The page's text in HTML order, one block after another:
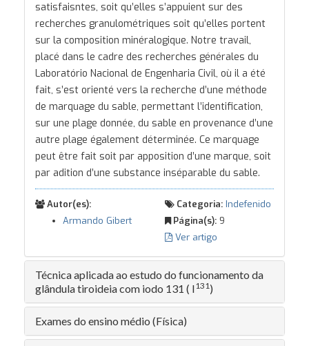
satisfaisntes, soit qu’elles s’appuient sur des
recherches granulométriques soit qu’elles portent
sur la composition minéralogique. Notre travail,
placé dans le cadre des recherches générales du
Laboratório Nacional de Engenharia Civil, où il a été
fait, s’est orienté vers la recherche d’une méthode
de marquage du sable, permettant l’identification,
sur une plage donnée, du sable en provenance d’une
autre plage également déterminée. Ce marquage
peut être fait soit par apposition d’une marque, soit
par adition d’une substance inséparable du sable.
Autor(es):
Armando Gibert
Categoria: Indefenido
Página(s): 9
Ver artigo
Técnica aplicada ao estudo do funcionamento da
glândula tiroideia com iodo 131 ( I131)
Exames do ensino médio (Física)